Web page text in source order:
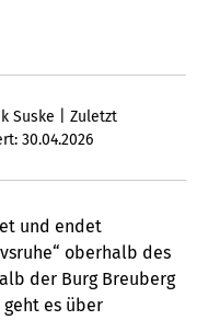
Suske | Zuletzt
30.04.2026
und endet
oberhalb des
der Burg Breuberg
es über